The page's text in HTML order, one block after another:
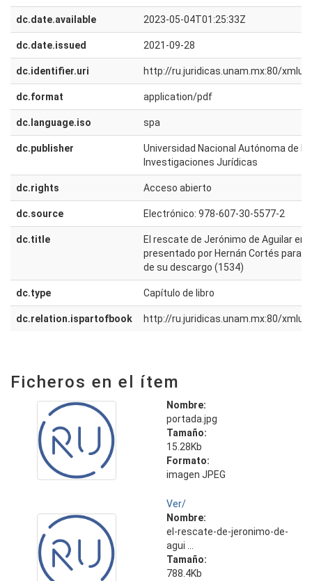
dc.date.available 2023-05-04T01:25:33Z
dc.date.issued 2021-09-28
dc.identifier.uri http://ru.juridicas.unam.mx:80/
dc.format application/pdf
dc.language.iso spa
dc.publisher
Universidad Nacional Autónoma de
Investigaciones Jurídicas
dc.rights Acceso abierto
dc.source Electrónico: 978-607-30-5577-2
dc.title
El rescate de Jerónimo de Aguilar en
presentado por Hernán Cortés para
de su descargo (1534)
dc.type Capítulo de libro
dc.relation.ispartofbook http://ru.juridicas.unam.mx:80/
Ficheros en el ítem
Nombre:
portada.jpg
Tamaño:
15.28Kb
Formato:
imagen JPEG
Ver/
Nombre:
el-rescate-de-jeronimo-de-
agui ...
Tamaño:
788.4Kb